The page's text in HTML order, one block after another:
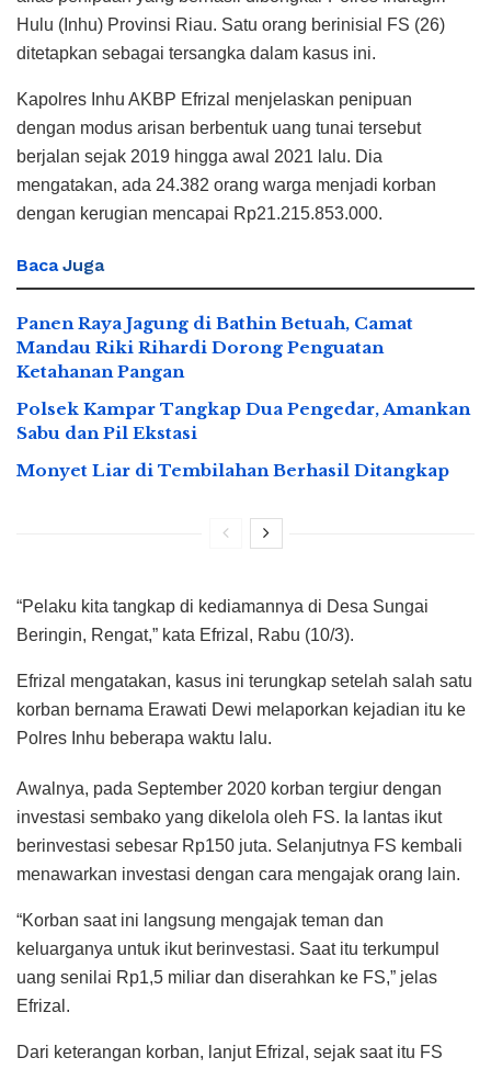
Hulu (Inhu) Provinsi Riau. Satu orang berinisial FS (26)
ditetapkan sebagai tersangka dalam kasus ini.
Kapolres Inhu AKBP Efrizal menjelaskan penipuan
dengan modus arisan berbentuk uang tunai tersebut
berjalan sejak 2019 hingga awal 2021 lalu. Dia
mengatakan, ada 24.382 orang warga menjadi korban
dengan kerugian mencapai Rp21.215.853.000.
Baca Juga
Panen Raya Jagung di Bathin Betuah, Camat
Mandau Riki Rihardi Dorong Penguatan
Ketahanan Pangan
Polsek Kampar Tangkap Dua Pengedar, Amankan
Sabu dan Pil Ekstasi
Monyet Liar di Tembilahan Berhasil Ditangkap
“Pelaku kita tangkap di kediamannya di Desa Sungai
Beringin, Rengat,” kata Efrizal, Rabu (10/3).
Efrizal mengatakan, kasus ini terungkap setelah salah satu
korban bernama Erawati Dewi melaporkan kejadian itu ke
Polres Inhu beberapa waktu lalu.
Awalnya, pada September 2020 korban tergiur dengan
investasi sembako yang dikelola oleh FS. Ia lantas ikut
berinvestasi sebesar Rp150 juta. Selanjutnya FS kembali
menawarkan investasi dengan cara mengajak orang lain.
“Korban saat ini langsung mengajak teman dan
keluarganya untuk ikut berinvestasi. Saat itu terkumpul
uang senilai Rp1,5 miliar dan diserahkan ke FS,” jelas
Efrizal.
Dari keterangan korban, lanjut Efrizal, sejak saat itu FS